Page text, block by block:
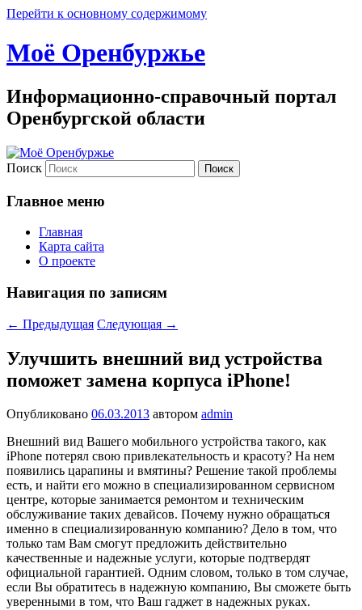
Перейти к основному содержимому
Моё Оренбуржье
Информационно-справочный портал
Оренбургской области
Поиск
Главное меню
Главная
Карта сайта
О проекте
Навигация по записям
← Предыдущая Следующая →
Улучшить внешний вид устройства
поможет замена корпуса iPhone!
Опубликовано 06.03.2013 автором admin
Внешний вид Вашего мобильного устройства такого, как
iPhone потерял свою привлекательность и красоту? На нем
появились царапины и вмятины? Решение такой проблемы
есть, и найти его можно в специализированном сервисном
центре, которые занимается ремонтом и техническим
обслуживание таких девайсов. Почему нужно обращаться
именно в специализированную компанию? Дело в том, что
только там Вам смогут предложить действительно
качественные и надежные услуги, которые подтвердят
официальной гарантией. Одним словом, только в том случае,
если Вы обратитесь в надежную компанию, Вы сможете быть
уверенными в том, что Ваш гаджет в надежных руках.